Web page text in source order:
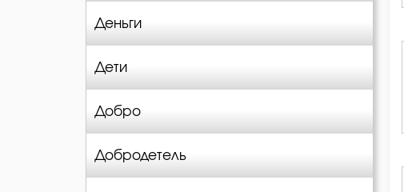
Деньги
Дети
Добро
Добродетель